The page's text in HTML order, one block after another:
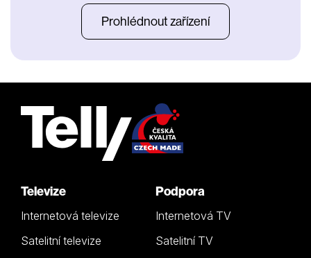
Prohlédnout zařízení
Televize
Internetová televize
Satelitní televize
Podpora
Internetová TV
Satelitní TV